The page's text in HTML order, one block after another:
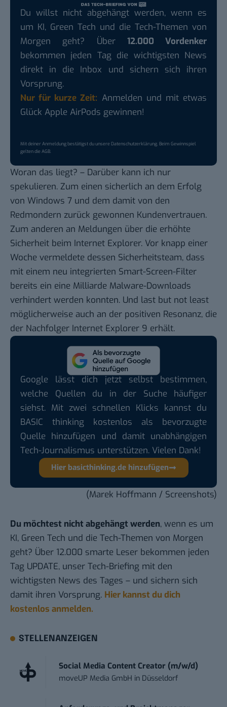
Du willst nicht abgehängt werden, wenn es
um KI, Green Tech und die Tech-Themen von
Morgen geht? Über 12.000 Vordenker
bekommen jeden Tag die wichtigsten News
direkt in die Inbox und sichern sich ihren
Vorsprung.
Nur für kurze Zeit: Anmelden und mit etwas
Glück Apple AirPods gewinnen!
Mit deiner Anmeldung bestätigst du unsereDatenschutzerklärung. Beim Gewinnspiel
gelten dieAGB.
Woran das liegt? – Darüber kann ich nur
spekulieren. Zum einen sicherlich an dem Erfolg
von Windows 7 und dem damit von den
Redmondern zurück gewonnen Kundenvertrauen.
Zum anderen an Meldungen über die erhöhte
Sicherheit beim Internet Explorer. Vor knapp einer
Woche vermeldete dessen Sicherheitsteam, dass
mit einem neu integrierten Smart-Screen-Filter
bereits ein eine Milliarde Malware-Downloads
verhindert werden konnten. Und last but not least
möglicherweise auch an der positiven Resonanz, die
der Nachfolger Internet Explorer 9 erhält.
Google lässt dich jetzt selbst bestimmen,
welche Quellen du in der Suche häufiger
siehst. Mit zwei schnellen Klicks kannst du
BASIC thinking kostenlos als bevorzugte
Quelle hinzufügen und damit unabhängigen
Tech-Journalismus unterstützen. Vielen Dank!
Hier basicthinking.de hinzufügen
(Marek Hoffmann / Screenshots)
Du möchtest nicht abgehängt werden, wenn es um
KI, Green Tech und die Tech-Themen von Morgen
geht? Über 12.000 smarte Leser bekommen jeden
Tag UPDATE, unser Tech-Briefing mit den
wichtigsten News des Tages – und sichern sich
damit ihren Vorsprung. Hier kannst du dich
kostenlos anmelden.
STELLENANZEIGEN
Social Media Content Creator (m/w/d)
moveUP Media GmbH in Düsseldorf